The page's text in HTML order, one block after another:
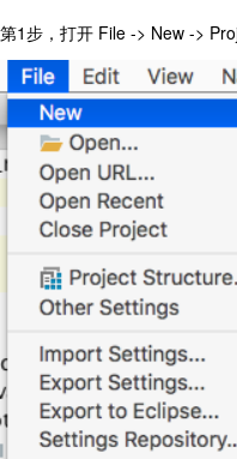
第1步，打开 File -> New ->